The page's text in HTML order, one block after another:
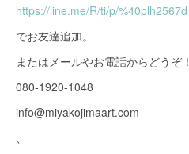
https://line.me/R/ti/p/%40plh2567d
でお友達追加。
またはメールやお電話からどうぞ！
080-1920-1048
info@miyakojimaart.com
、